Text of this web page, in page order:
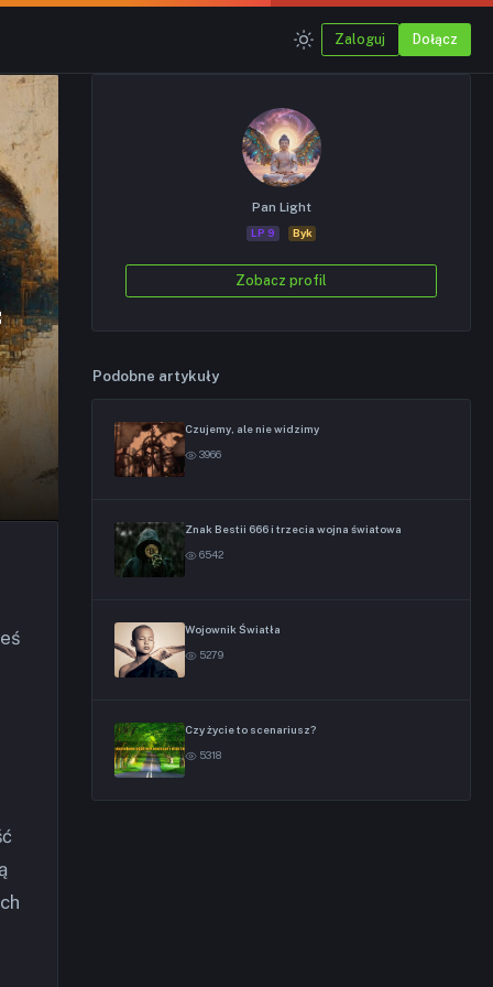
Zaloguj Dołącz
Pan Light
LP 9 Byk
Zobacz profil
Podobne artykuły
Czujemy, ale nie widzimy
3966
Znak Bestii 666 i trzecia wojna światowa
6542
Wojownik Światła
5279
Czy życie to scenariusz?
5318